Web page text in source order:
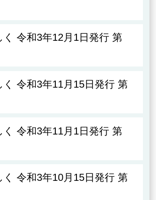
く 令和3年12月1日発行 第
く 令和3年11月15日発行 第
く 令和3年11月1日発行 第
く 令和3年10月15日発行 第